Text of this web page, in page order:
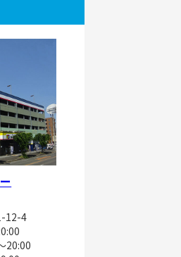
12-4
20:00